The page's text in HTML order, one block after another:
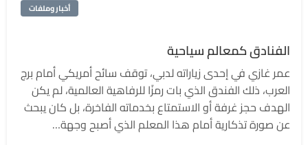
أخبار وملفات
الفنادق كمعالم سياحية
عمر غازي في إحدى زياراته لدبي، توقف سائح أمريكي أمام برج
العرب، ذلك الفندق الذي بات رمزًا للرفاهية العالمية، لم يكن
الهدف حجز غرفة أو الاستمتاع بخدماته الفاخرة، بل كان يبحث
عن صورة تذكارية أمام هذا المعلم الذي أصبح وجهة…